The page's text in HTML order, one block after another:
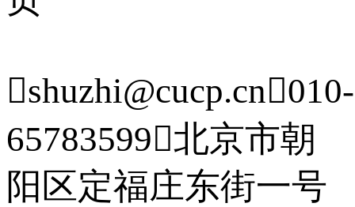
shuzhi@cucp.cn010-
65783599北京市朝
阳区定福庄东街一号